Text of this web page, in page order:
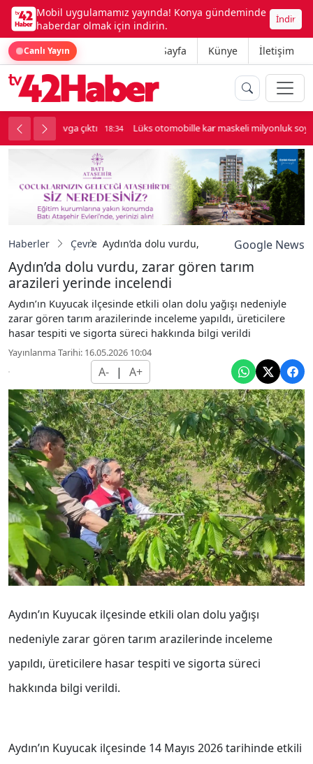
Mobil uygulamamız yayında! Konya gündeminde
haberdar olmak için indirin.
İndir
Canlı Yayın Ana Sayfa Künye İletişim
kavga çıktı 18:34 Lüks otomobille kar maskeli milyonluk soygun
Haberler Çevre Aydın’da dolu vurdu, zarar gören tarım
Google News
Aydın’da dolu vurdu, zarar gören tarım
arazileri yerinde incelendi
Aydın’ın Kuyucak ilçesinde etkili olan dolu yağışı nedeniyle
zarar gören tarım arazilerinde inceleme yapıldı, üreticilere
hasar tespiti ve sigorta süreci hakkında bilgi verildi
Yayınlanma Tarihi: 16.05.2026 10:04
A- | A+
Aydın’ın Kuyucak ilçesinde etkili olan dolu yağışı
nedeniyle zarar gören tarım arazilerinde inceleme
yapıldı, üreticilere hasar tespiti ve sigorta süreci
hakkında bilgi verildi.
Aydın’ın Kuyucak ilçesinde 14 Mayıs 2026 tarihinde etkili